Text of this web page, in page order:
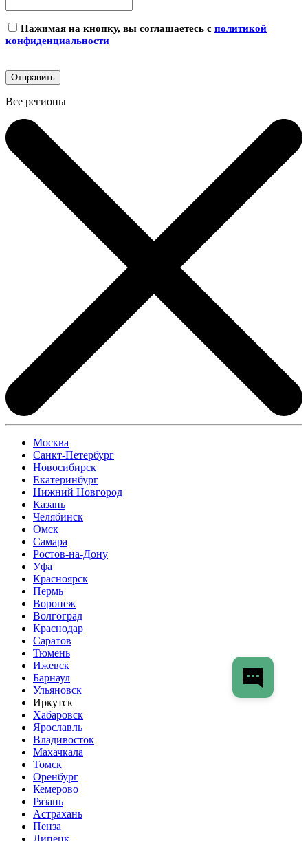
Нажимая на кнопку, вы соглашаетесь с политикой
конфиденциальности
Все регионы
Москва
Санкт-Петербург
Новосибирск
Екатеринбург
Нижний Новгород
Казань
Челябинск
Омск
Самара
Ростов-на-Дону
Уфа
Красноярск
Пермь
Воронеж
Волгоград
Краснодар
Саратов
Тюмень
Ижевск
Барнаул
Ульяновск
Иркутск
Хабаровск
Ярославль
Владивосток
Махачкала
Томск
Оренбург
Кемерово
Рязань
Астрахань
Пенза